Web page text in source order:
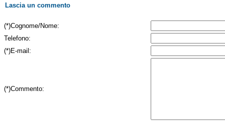
Lascia un commento
(*)Cognome/Nome:
Telefono:
(*)E-mail:
(*)Commento: